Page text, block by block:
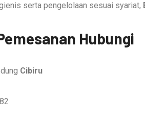
serta pengelolaan sesuai syariat,
Hubungi
Cibiru